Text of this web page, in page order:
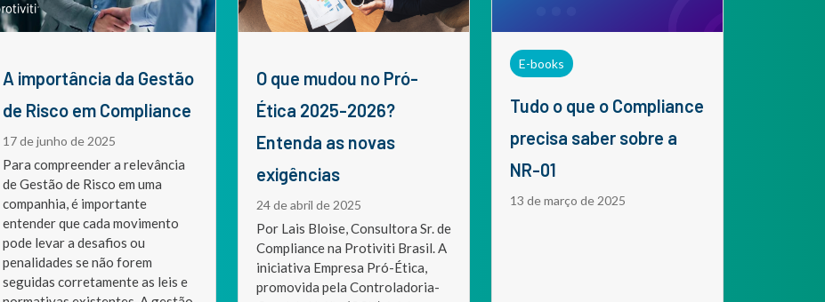
A importância da Gestão
de Risco em Compliance
17 de junho de 2025
Para compreender a relevância
de Gestão de Risco em uma
companhia, é importante
entender que cada movimento
pode levar a desafios ou
penalidades se não forem
seguidas corretamente as leis e
O que mudou no Pró-
Ética 2025-2026?
Entenda as novas
exigências
24 de abril de 2025
Por Lais Bloise, Consultora Sr. de
Compliance na Protiviti Brasil. A
iniciativa Empresa Pró-Ética,
promovida pela Controladoria-
E-books
Tudo o que o Compliance
precisa saber sobre a
NR-01
13 de março de 2025